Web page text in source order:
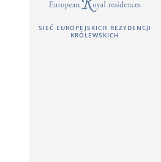
SIEĆ EUROPEJSKICH REZYDENCJI
KRÓLEWSKICH